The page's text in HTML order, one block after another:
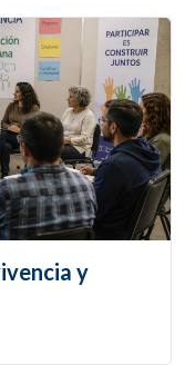
y